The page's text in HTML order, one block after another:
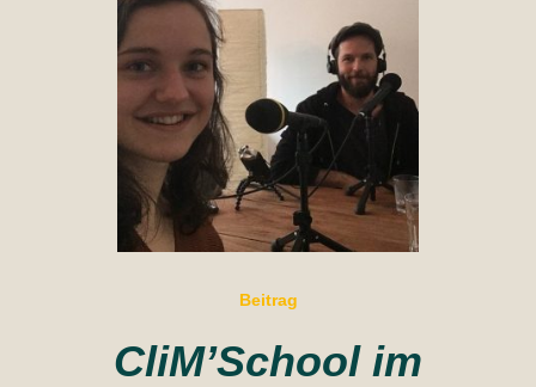
Beitrag
CliM’School im